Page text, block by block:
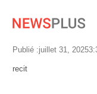
Publié :juillet 31, 2025
Author
recit